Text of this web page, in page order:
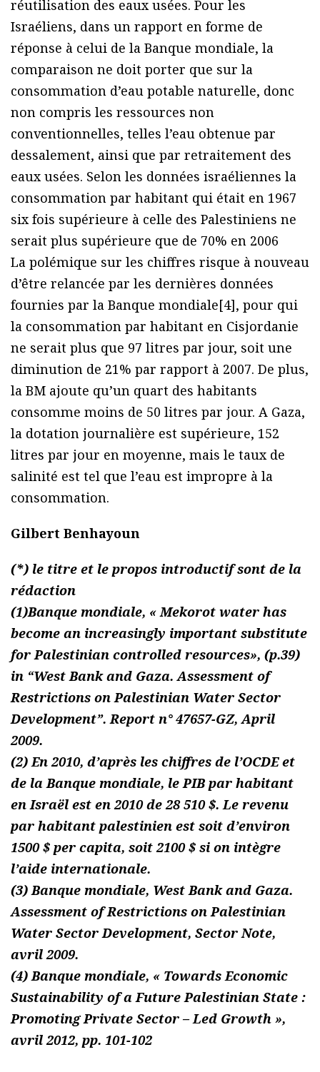
réutilisation des eaux usées. Pour les
Israéliens, dans un rapport en forme de
réponse à celui de la Banque mondiale, la
comparaison ne doit porter que sur la
consommation d’eau potable naturelle, donc
non compris les ressources non
conventionnelles, telles l’eau obtenue par
dessalement, ainsi que par retraitement des
eaux usées. Selon les données israéliennes la
consommation par habitant qui était en 1967
six fois supérieure à celle des Palestiniens ne
serait plus supérieure que de 70% en 2006
La polémique sur les chiffres risque à nouveau
d’être relancée par les dernières données
fournies par la Banque mondiale[4], pour qui
la consommation par habitant en Cisjordanie
ne serait plus que 97 litres par jour, soit une
diminution de 21% par rapport à 2007. De plus,
la BM ajoute qu’un quart des habitants
consomme moins de 50 litres par jour. A Gaza,
la dotation journalière est supérieure, 152
litres par jour en moyenne, mais le taux de
salinité est tel que l’eau est impropre à la
consommation.
Gilbert Benhayoun
(*) le titre et le propos introductif sont de la
rédaction
(1)Banque mondiale, « Mekorot water has
become an increasingly important substitute
for Palestinian controlled resources», (p.39)
in “West Bank and Gaza. Assessment of
Restrictions on Palestinian Water Sector
Development”. Report n° 47657-GZ, April
2009.
(2) En 2010, d’après les chiffres de l’OCDE et
de la Banque mondiale, le PIB par habitant
en Israël est en 2010 de 28 510 $. Le revenu
par habitant palestinien est soit d’environ
1500 $ per capita, soit 2100 $ si on intègre
l’aide internationale.
(3) Banque mondiale, West Bank and Gaza.
Assessment of Restrictions on Palestinian
Water Sector Development, Sector Note,
avril 2009.
(4) Banque mondiale, « Towards Economic
Sustainability of a Future Palestinian State :
Promoting Private Sector – Led Growth »,
avril 2012, pp. 101-102